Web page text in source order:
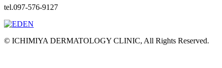
tel.097-576-9127
© ICHIMIYA DERMATOLOGY CLINIC, All Rights Reserved.